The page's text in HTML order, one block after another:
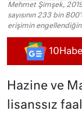
Mehmet Şimşek,
sayısının 233 bin
erişimin
Hazine ve
lisanssız